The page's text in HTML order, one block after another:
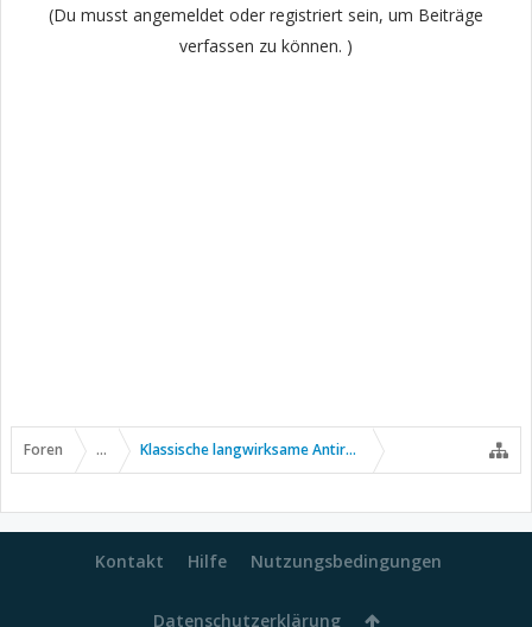
(Du musst angemeldet oder registriert sein, um Beiträge
verfassen zu können. )
Foren ... Klassische langwirksame Antirheumatika
Kontakt Hilfe Nutzungsbedingungen
Datenschutzerklärung